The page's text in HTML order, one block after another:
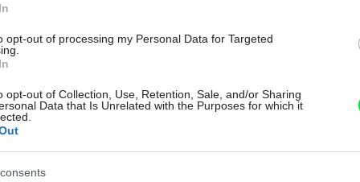
opt-out of processing my Personal Data for Targeted
opt-out of Collection, Use, Retention, Sale, and/or Sharing
Data that Is Unrelated with the Purposes for which it
automatizácia miestností.